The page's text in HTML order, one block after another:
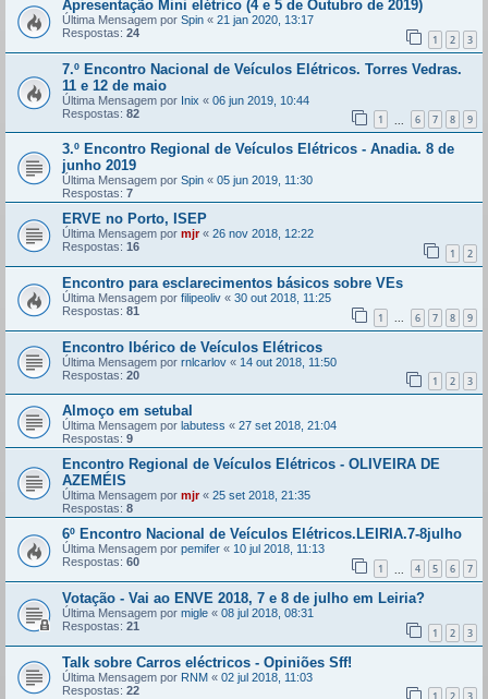
Apresentação Mini elétrico (4 e 5 de Outubro de 2019)
Última Mensagem por Spin « 21 jan 2020, 13:17
Respostas: 24 1 2 3
7.º Encontro Nacional de Veículos Elétricos. Torres Vedras.
11 e 12 de maio
Última Mensagem por Inix « 06 jun 2019, 10:44
Respostas: 82 1 6 7 8 9
3.º Encontro Regional de Veículos Elétricos - Anadia. 8 de
junho 2019
Última Mensagem por Spin « 05 jun 2019, 11:30
Respostas: 7
ERVE no Porto, ISEP
Última Mensagem por mjr« 26 nov 2018, 12:22
Respostas: 16 1 2
Encontro para esclarecimentos básicos sobre VEs
Última Mensagem por filipeoliv « 30 out 2018, 11:25
Respostas: 81 1 ... 6 7 8 9
Encontro Ibérico de Veículos Elétricos
Última Mensagem por rnlcarlov « 14 out 2018, 11:50
Respostas: 20 1 2 3
Almoço em setubal
Última Mensagem por labutess « 27 set 2018, 21:04
Respostas: 9
Encontro Regional de Veículos Elétricos - OLIVEIRA DE
AZEMÉIS
Última Mensagem por mjr« 25 set 2018, 21:35
Respostas: 8
6º Encontro Nacional de Veículos Elétricos.LEIRIA.7-8julho
Última Mensagem por pemifer « 10 jul 2018, 11:13
Respostas: 60 1 4 5 6 7
Votação - Vai ao ENVE 2018, 7 e 8 de julho em Leiria?
Última Mensagem por migle « 08 jul 2018, 08:31
Respostas: 21 1 2 3
Talk sobre Carros eléctricos - Opiniões Sff!
Última Mensagem por RNM « 02 jul 2018, 11:03
Respostas: 22